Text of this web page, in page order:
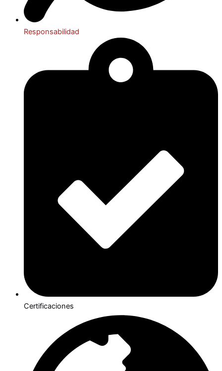
Responsabilidad
Certificaciones